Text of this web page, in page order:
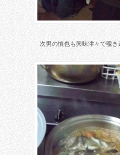
次男の慎也も興味津々で覗き